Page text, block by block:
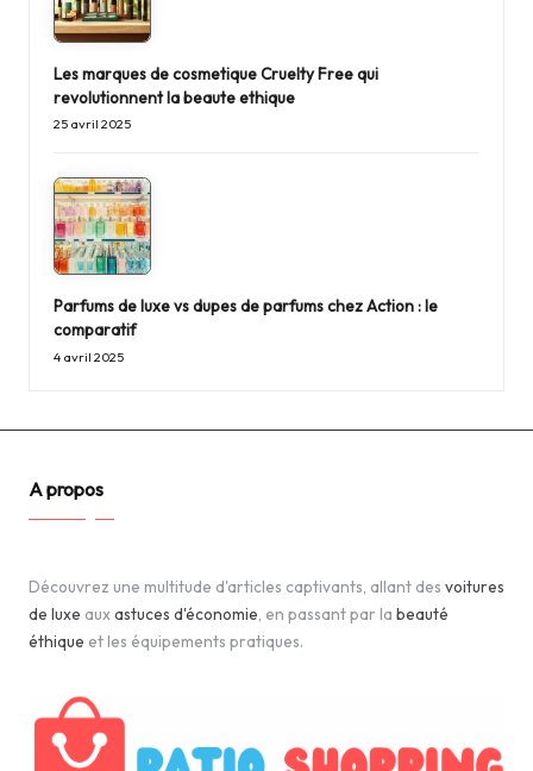
Les marques de cosmetique Cruelty Free qui
revolutionnent la beaute ethique
25 avril 2025
Parfums de luxe vs dupes de parfums chez Action : le
comparatif
4 avril 2025
A propos
Découvrez une multitude d'articles captivants, allant des voitures
de luxe auxastuces d'économie, en passant par la beauté
éthique et les équipements pratiques.